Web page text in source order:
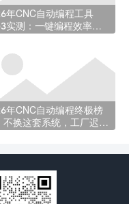
年CNC自动编程工具
实测：一键编程效率选
年CNC自动编程终极榜
不换这套系统，工厂迟早